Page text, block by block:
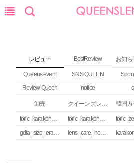
レビュー BestReview
Queens event SNS QUEEN
Review Queen
notice
卸売 クイーンズレンズ カラコンコラム
toric_karakon_takai_riyuu toric_karakon_real_review
gdia_size_erabikata
lens_care_houhou